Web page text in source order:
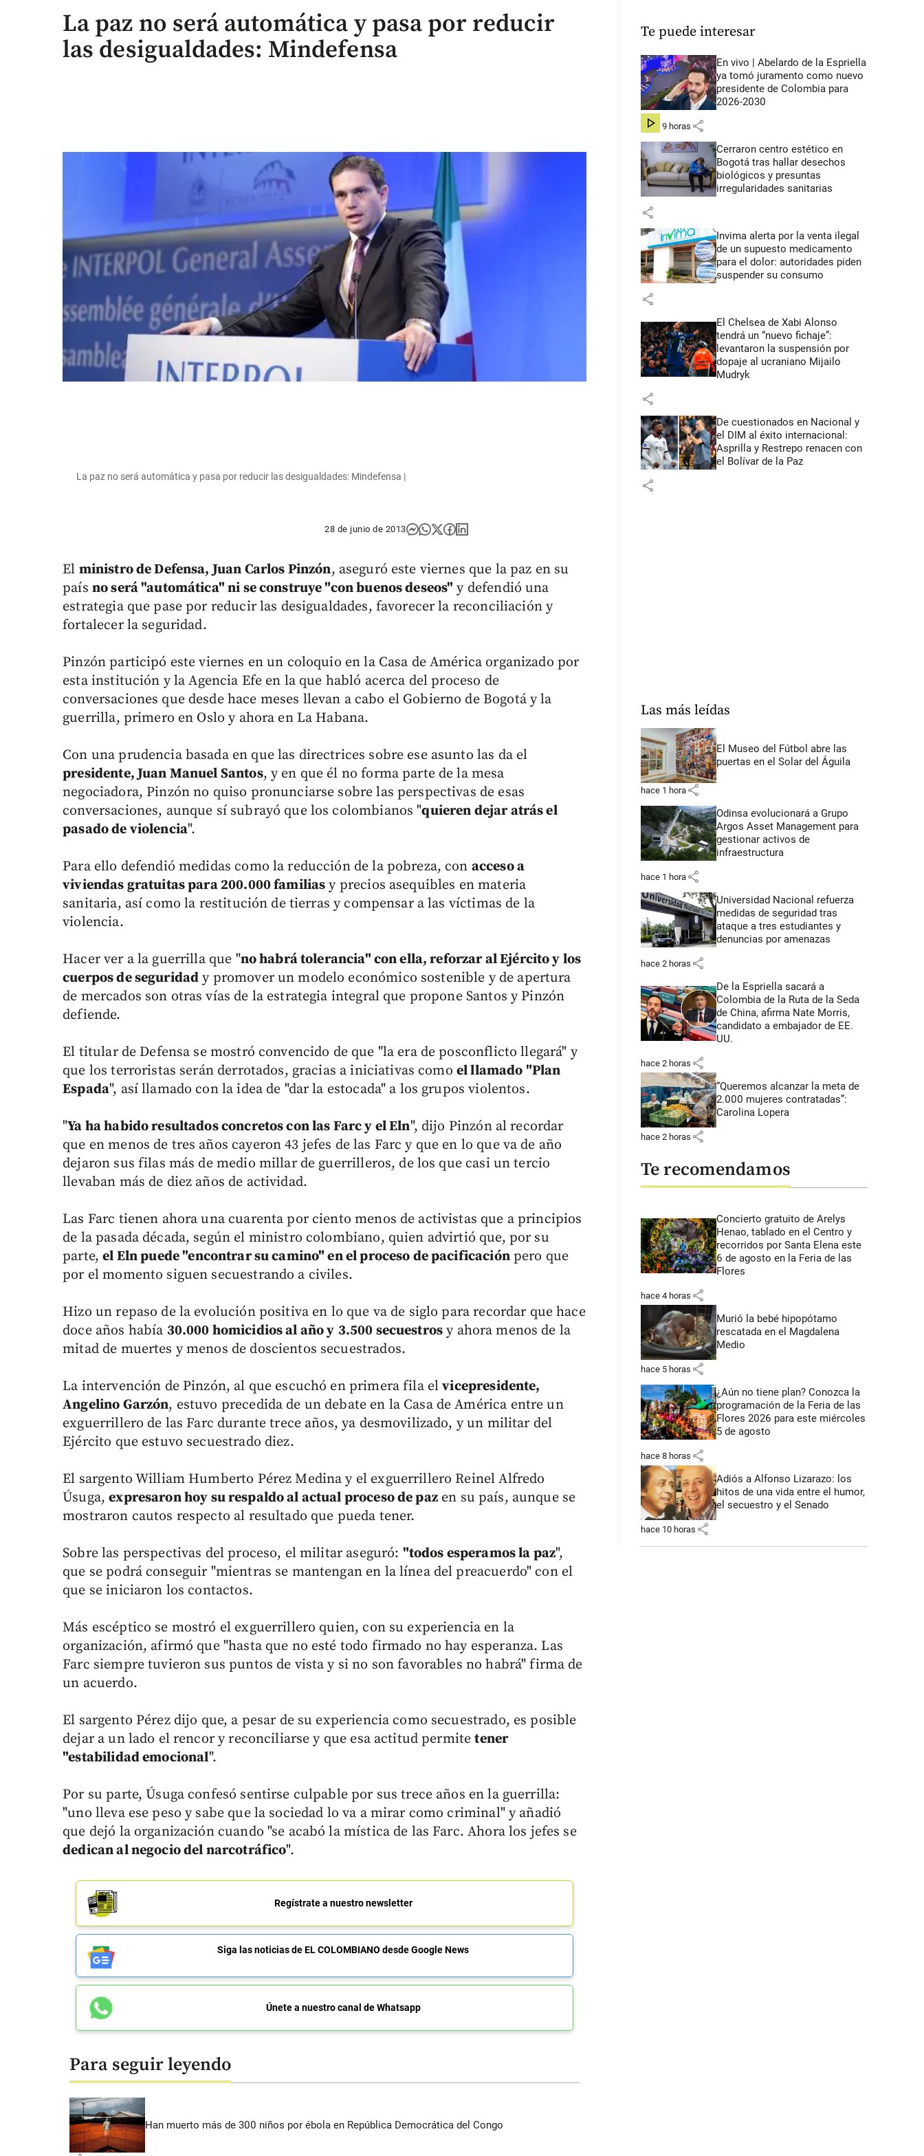
La paz no será automática y pasa por reducir
las desigualdades: Mindefensa
La paz no será automática y pasa por reducir las desigualdades: Mindefensa |
28 de junio de 2013
El ministro de Defensa, Juan Carlos Pinzón, aseguró este viernes que la paz en su
país no será "automática" ni se construye "con buenos deseos" y defendió una
estrategia que pase por reducir las desigualdades, favorecer la reconciliación y
fortalecer la seguridad.
Pinzón participó este viernes en un coloquio en la Casa de América organizado por
esta institución y la Agencia Efe en la que habló acerca del proceso de
conversaciones que desde hace meses llevan a cabo el Gobierno de Bogotá y la
guerrilla, primero en Oslo y ahora en La Habana.
Con una prudencia basada en que las directrices sobre ese asunto las da el
presidente, Juan Manuel Santos, y en que él no forma parte de la mesa
negociadora, Pinzón no quiso pronunciarse sobre las perspectivas de esas
conversaciones, aunque sí subrayó que los colombianos "quieren dejar atrás el
pasado de violencia".
Para ello defendió medidas como la reducción de la pobreza, con acceso a
viviendas gratuitas para 200.000 familias y precios asequibles en materia
sanitaria, así como la restitución de tierras y compensar a las víctimas de la
violencia.
Hacer ver a la guerrilla que "no habrá tolerancia" con ella, reforzar al Ejército y los
cuerpos de seguridad y promover un modelo económico sostenible y de apertura
de mercados son otras vías de la estrategia integral que propone Santos y Pinzón
defiende.
El titular de Defensa se mostró convencido de que "la era de posconflicto llegará" y
que los terroristas serán derrotados, gracias a iniciativas como el llamado "Plan
Espada", así llamado con la idea de "dar la estocada" a los grupos violentos.
"Ya ha habido resultados concretos con las Farc y el Eln", dijo Pinzón al recordar
que en menos de tres años cayeron 43 jefes de las Farc y que en lo que va de año
dejaron sus filas más de medio millar de guerrilleros, de los que casi un tercio
llevaban más de diez años de actividad.
Las Farc tienen ahora una cuarenta por ciento menos de activistas que a principios
de la pasada década, según el ministro colombiano, quien advirtió que, por su
parte,el Eln puede "encontrar su camino" en el proceso de pacificaciónpero que
por el momento siguen secuestrando a civiles.
Hizo un repaso de la evolución positiva en lo que va de siglo para recordar que hace
doce años había 30.000 homicidios al año y 3.500 secuestros y ahora menos de la
mitad de muertes y menos de doscientos secuestrados.
La intervención de Pinzón, al que escuchó en primera fila elvicepresidente,
Angelino Garzón, estuvo precedida de un debate en la Casa de América entre un
exguerrillero de las Farc durante trece años, ya desmovilizado, y un militar del
Ejército que estuvo secuestrado diez.
El sargento William Humberto Pérez Medina y el exguerrillero Reinel Alfredo
Úsuga,expresaron hoy su respaldo al actual proceso de pazen su país, aunque se
mostraron cautos respecto al resultado que pueda tener.
Sobre las perspectivas del proceso, el militar aseguró: "todos esperamos la paz",
que se podrá conseguir "mientras se mantengan en la línea del preacuerdo" con el
que se iniciaron los contactos.
Más escéptico se mostró el exguerrillero quien, con su experiencia en la
organización, afirmó que "hasta que no esté todo firmado no hay esperanza. Las
Farc siempre tuvieron sus puntos de vista y si no son favorables no habrá" firma de
un acuerdo.
El sargento Pérez dijo que, a pesar de su experiencia como secuestrado, es posible
dejar a un lado el rencor y reconciliarse y que esa actitud permitetener
"estabilidad emocional".
Por su parte, Úsuga confesó sentirse culpable por sus trece años en la guerrilla:
"uno lleva ese peso y sabe que la sociedad lo va a mirar como criminal" y añadió
que dejó la organización cuando "se acabó la mística de las Farc. Ahora los jefes se
dedican al negocio del narcotráfico".
Regístrate a nuestro newsletter
Siga las noticias de EL COLOMBIANO desde Google News
Únete a nuestro canal de Whatsapp
Para seguir leyendo
Han muerto más de 300 niños por ébola en República Democrática del Congo
Te puede interesar
En vivo | Abelardo de la Espriella
ya tomó juramento como nuevo
presidente de Colombia para
2026-2030
hace 9 horas share
Cerraron centro estético en
Bogotá tras hallar desechos
biológicos y presuntas
irregularidades sanitarias
share
Invima alerta por la venta ilegal
de un supuesto medicamento
para el dolor: autoridades piden
suspender su consumo
share
El Chelsea de Xabi Alonso
tendrá un “nuevo fichaje”:
levantaron la suspensión por
dopaje al ucraniano Mijailo
Mudryk
share
De cuestionados en Nacional y
el DIM al éxito internacional:
Asprilla y Restrepo renacen con
el Bolívar de la Paz
share
Las más leídas
El Museo del Fútbol abre las
puertas en el Solar del Águila
hace 1 hora share
Odinsa evolucionará a Grupo
Argos Asset Management para
gestionar activos de
infraestructura
hace 1 hora share
Universidad Nacional refuerza
medidas de seguridad tras
ataque a tres estudiantes y
denuncias por amenazas
hace 2 horas share
De la Espriella sacará a
Colombia de la Ruta de la Seda
de China, afirma Nate Morris,
candidato a embajador de EE.
UU.
hace 2 horas share
“Queremos alcanzar la meta de
2.000 mujeres contratadas”:
Carolina Lopera
hace 2 horas share
Te recomendamos
Concierto gratuito de Arelys
Henao, tablado en el Centro y
recorridos por Santa Elena este
6 de agosto en la Feria de las
Flores
hace 4 horas share
Murió la bebé hipopótamo
rescatada en el Magdalena
Medio
hace 5 horas share
¿Aún no tiene plan? Conozca la
programación de la Feria de las
Flores 2026 para este miércoles
5 de agosto
hace 8 horas share
Adiós a Alfonso Lizarazo: los
hitos de una vida entre el humor,
el secuestro y el Senado
hace 10 horas share